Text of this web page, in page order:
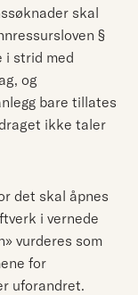
skal
§
i strid med
og
bare tillates
ikke taler
det skal åpnes
i vernede
vurderes som
for
uforandret.